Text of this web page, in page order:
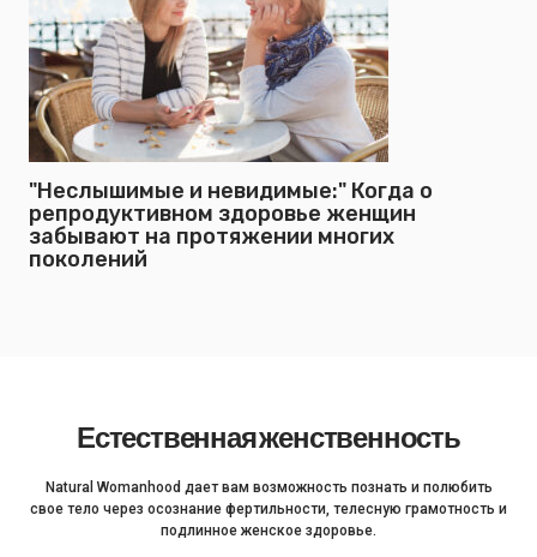
"Неслышимые и невидимые:" Когда о
репродуктивном здоровье женщин
забывают на протяжении многих
поколений
Естественная женственность
Natural Womanhood дает вам возможность познать и полюбить
свое тело через осознание фертильности, телесную грамотность и
подлинное женское здоровье.